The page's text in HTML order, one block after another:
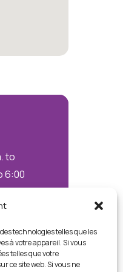
technologies telles que les
à votre appareil. Si vous
telles que votre
ce site web. Si vous ne
to
6:00